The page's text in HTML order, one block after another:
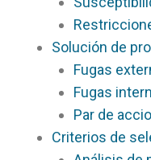
Solución de
Fugas
Fugas
Par de
Criterios de